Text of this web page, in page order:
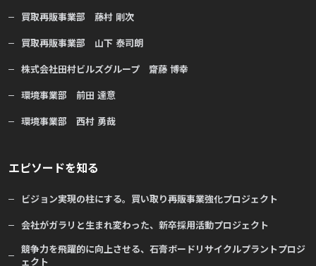
買取再販事業部 藤村 剛次
買取再販事業部 山下 泰司朗
株式会社田村ビルズグループ 齋藤 博幸
環境事業部 前田 達意
環境事業部 西村 勇哉
エピソードを知る
ビジョン実現の柱にする。買い取り再販事業強化プロジェクト
会社がガラリと生まれ変わった、新卒採用活動プロジェクト
競争力を飛躍的に向上させる、石膏ボードリサイクルプラントプロジ
ェクト